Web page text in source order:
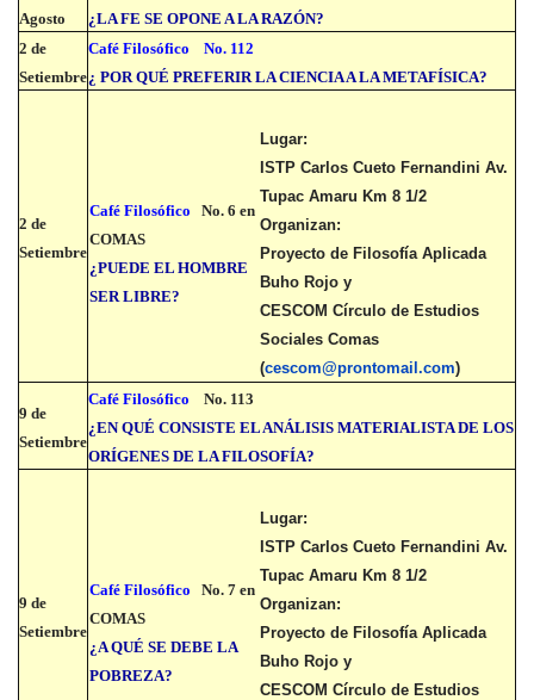
Agosto
¿LA FE SE OPONE A LA RAZÓN?
2 de
Setiembre
Café Filosófico
No. 112
¿ POR QUÉ PREFERIR LA CIENCIA A LA METAFÍSICA?
2 de
Setiembre
Café Filosófico No. 6 en
COMAS
¿PUEDE EL HOMBRE
SER LIBRE?
Lugar:
ISTP Carlos Cueto Fernandini Av.
Tupac Amaru Km 8 1/2
Organizan:
Proyecto de Filosofía Aplicada
Buho Rojo y
CESCOM Círculo de Estudios
Sociales Comas
(cescom@prontomail.com)
9 de
Setiembre
Café Filosófico No. 113
¿EN QUÉ CONSISTE EL ANÁLISIS MATERIALISTA DE LOS
ORÍGENES DE LA FILOSOFÍA?
9 de
Setiembre
Café Filosófico No. 7 en
COMAS
¿A QUÉ SE DEBE LA
POBREZA?
Lugar:
ISTP Carlos Cueto Fernandini Av.
Tupac Amaru Km 8 1/2
Organizan:
Proyecto de Filosofía Aplicada
Buho Rojo y
CESCOM Círculo de Estudios